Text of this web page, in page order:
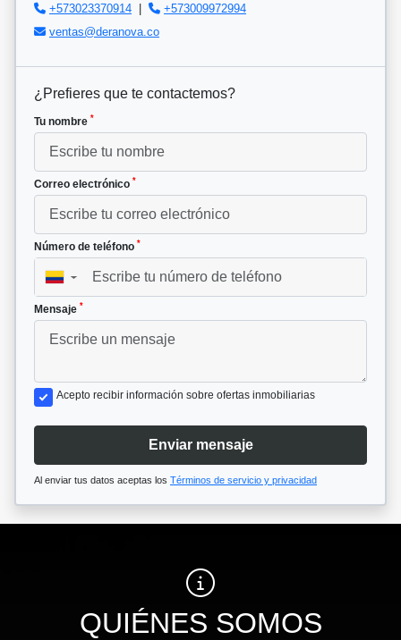
+573023370914 |
+573009972994
ventas@deranova.co
¿Prefieres que te contactemos?
Tu nombre *
Correo electrónico *
Número de teléfono *
▼
Mensaje *
Acepto recibir información sobre ofertas inmobiliarias
Enviar mensaje
Al enviar tus datos aceptas los Términos de servicio y privacidad
QUIÉNES SOMOS